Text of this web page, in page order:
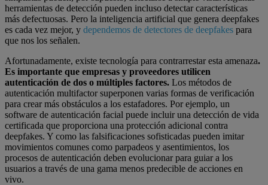
herramientas de detección pueden incluso detectar características
más defectuosas. Pero la inteligencia artificial que genera deepfakes
es cada vez mejor, y dependemos de detectores de deepfakes para
que nos los señalen.
Afortunadamente, existe tecnología para contrarrestar esta amenaza.
Es importante que empresas y proveedores utilicen
autenticación de dos o múltiples factores. Los métodos de
autenticación multifactor superponen varias formas de verificación
para crear más obstáculos a los estafadores. Por ejemplo, un
software de autenticación facial puede incluir una detección de vida
certificada que proporciona una protección adicional contra
deepfakes. Y como las falsificaciones sofisticadas pueden imitar
movimientos comunes como parpadeos y asentimientos, los
procesos de autenticación deben evolucionar para guiar a los
usuarios a través de una gama menos predecible de acciones en
vivo.